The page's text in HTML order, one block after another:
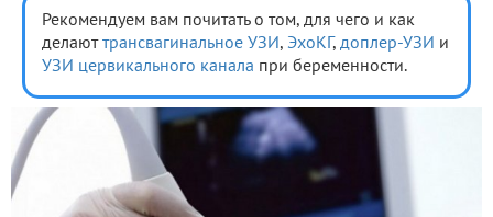
Рекомендуем вам почитать о том, для чего и как
делают трансвагинальное УЗИ , ЭхоКГ , доплер-УЗИ и
УЗИ цервикального канала при беременности.